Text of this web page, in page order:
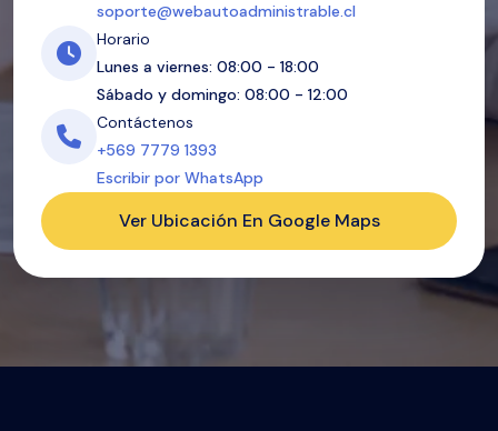
soporte@webautoadministrable.cl
Horario
Lunes a viernes: 08:00 - 18:00
Sábado y domingo: 08:00 - 12:00
Contáctenos
+569 7779 1393
Escribir por WhatsApp
Ver Ubicación En Google Maps